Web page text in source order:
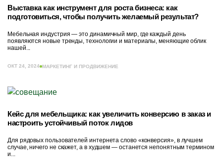
Выставка как инструмент для роста бизнеса: как
подготовиться, чтобы получить желаемый результат?
Мебельная индустрия — это динамичный мир, где каждый день
появляются новые тренды, технологии и материалы, меняющие облик
нашей...
ОКТ 24, 2024 МАРКЕТИНГ И ПРОДВИЖЕНИЕ
Кейс для мебельщика: как увеличить конверсию в заказ и
настроить устойчивый поток лидов
Для рядовых пользователей интернета слово «конверсия», в лучшем
случае, ничего не скажет, а в худшем — останется непонятным термином
и...